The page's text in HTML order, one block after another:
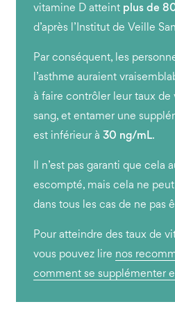
vitamine D atteint plus de
d’après l’Institut de Veille
Par conséquent, les
l’asthme auraient
à faire contrôler leur taux de
sang, et entamer une
est inférieur à 30 ng/mL.
Il n’est pas garanti que cela
escompté, mais cela ne
dans tous les cas de ne pas
Pour atteindre des taux de
vous pouvez lire nos
comment se supplémenter